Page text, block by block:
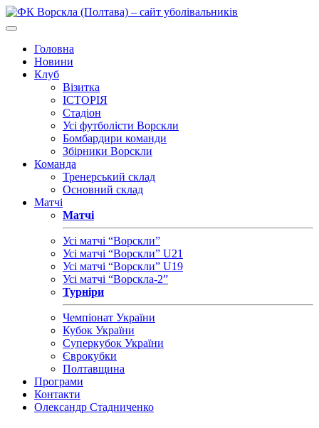
Головна
Новини
Клуб
Візитка
ІСТОРІЯ
Стадіон
Усі футболісти Ворскли
Бомбардири команди
Збірники Ворскли
Команда
Тренерський склад
Основний склад
Матчі
Матчі
Усі матчі “Ворскли”
Усі матчі “Ворскли” U21
Усі матчі “Ворскли” U19
Усі матчі “Ворскла-2”
Турніри
Чемпіонат України
Кубок України
Суперкубок України
Єврокубки
Полтавщина
Програми
Контакти
Олександр Стадниченко